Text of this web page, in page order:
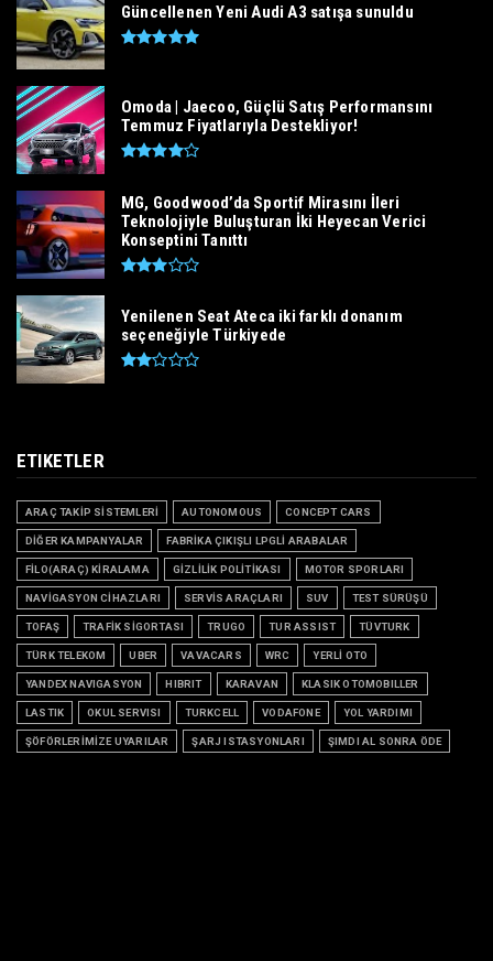
Güncellenen Yeni Audi A3 satışa sunuldu
Omoda | Jaecoo, Güçlü Satış Performansını
Temmuz Fiyatlarıyla Destekliyor!
MG, Goodwood’da Sportif Mirasını İleri
Teknolojiyle Buluşturan İki Heyecan Verici
Konseptini Tanıttı
Yenilenen Seat Ateca iki farklı donanım
seçeneğiyle Türkiyede
ETIKETLER
ARAÇ TAKİP SİSTEMLERİ AUTONOMOUS CONCEPT CARS
DİĞER KAMPANYALAR FABRİKA ÇIKIŞLI LPGLİ ARABALAR
FİLO(ARAÇ) KİRALAMA GİZLİLİK POLİTİKASI MOTOR SPORLARI
NAVİGASYON CİHAZLARI SERVİS ARAÇLARI SUV TEST SÜRÜŞÜ
TOFAŞ TRAFİK SİGORTASI TRUGO TUR ASSIST TÜVTURK
TÜRK TELEKOM UBER VAVACARS WRC YERLİ OTO
YANDEX NAVIGASYON HIBRIT KARAVAN KLASIK OTOMOBILLER
LASTIK OKUL SERVISI TURKCELL VODAFONE YOL YARDIMI
ŞÖFÖRLERİMİZE UYARILAR ŞARJ ISTASYONLARI ŞIMDI AL SONRA ÖDE